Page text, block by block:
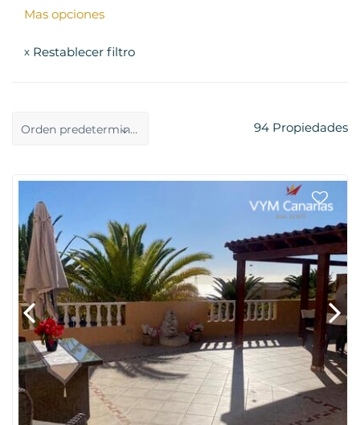
Mas opciones
x Restablecer filtro
Orden predeterminado 94 Propiedades